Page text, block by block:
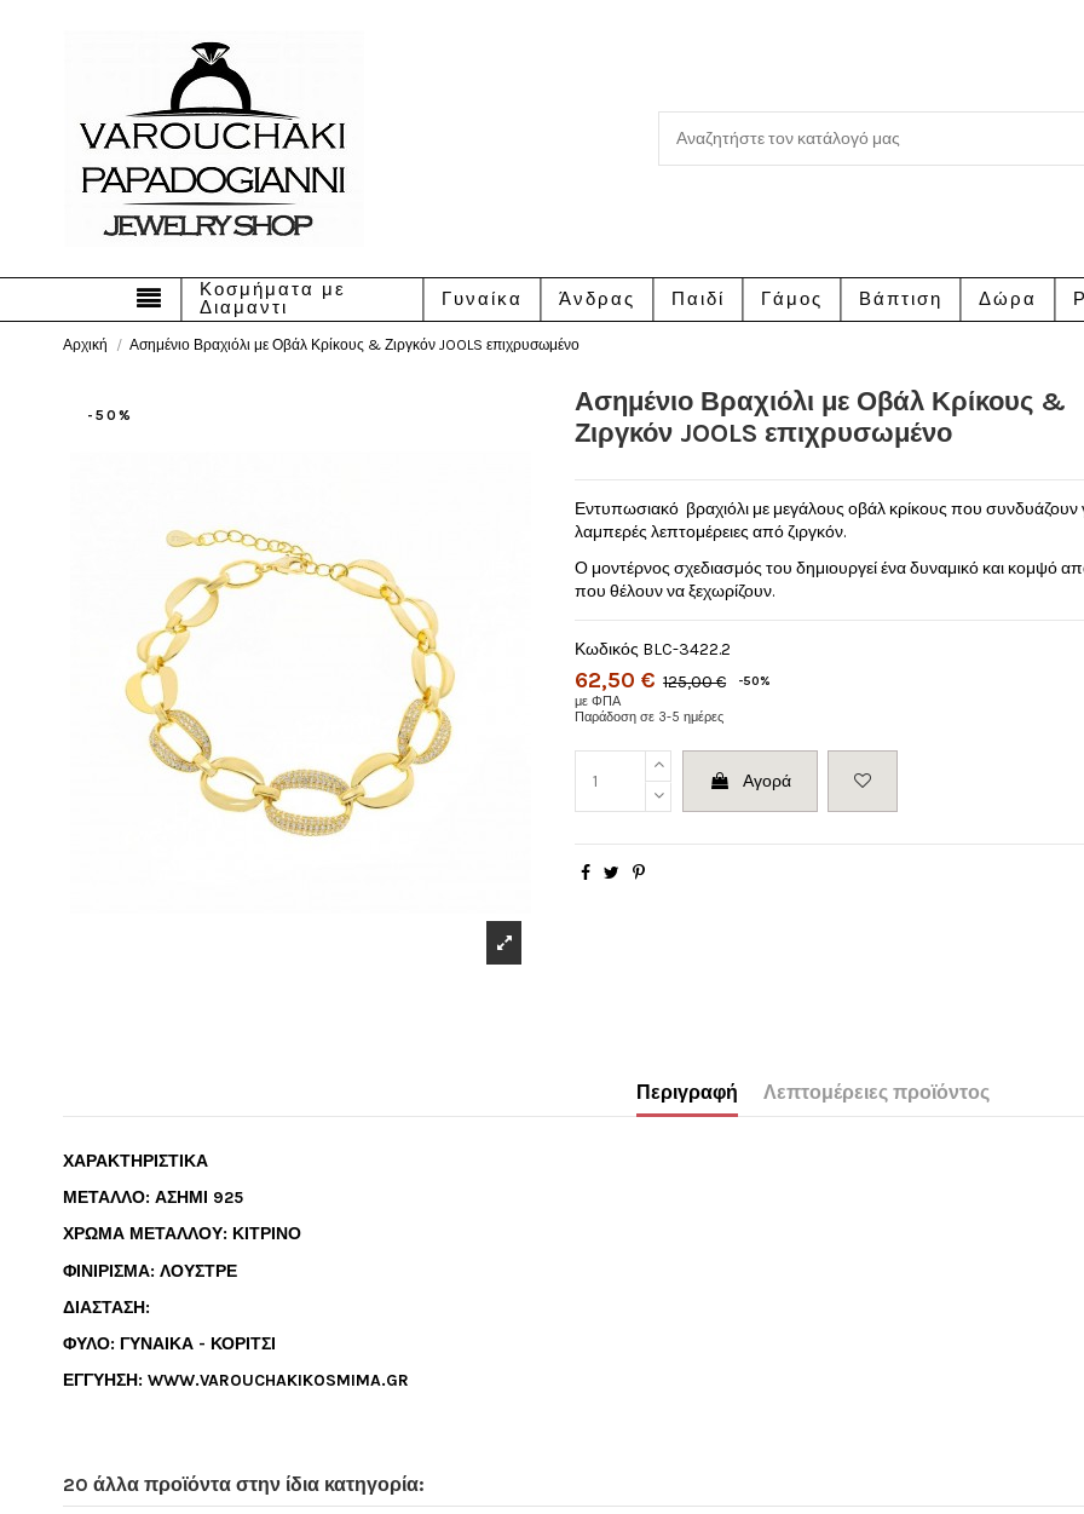
Κοσμήματα με
Διαμαντι
Γυναίκα Άνδρας Παιδί Γάμος Βάπτιση Δώρα
Αρχική Ασημένιο Βραχιόλι με Οβάλ Κρίκους & Ζιργκόν JOOLS επιχρυσωμένο
-50%
Ασημένιο Βραχιόλι με Οβάλ Κρίκους &
Ζιργκόν JOOLS επιχρυσωμένο
Εντυπωσιακό βραχιόλι με μεγάλους οβάλ κρίκους που συνδυάζουν
λαμπερές λεπτομέρειες από ζιργκόν.
Ο μοντέρνος σχεδιασμός του δημιουργεί ένα δυναμικό και κομψό
που θέλουν να ξεχωρίζουν.
Κωδικός BLC-3422.2
62,50 € 125,00 €
-50%
με ΦΠΑ
Παράδοση σε 3-5 ημέρες
Αγορά
Περιγραφή Λεπτομέρειες προϊόντος
ΧΑΡΑΚΤΗΡΙΣΤΙΚΑ
ΜΕΤΑΛΛΟ: ΑΣΗΜΙ 925
ΧΡΩΜΑ ΜΕΤΑΛΛΟΥ: ΚΙΤΡΙΝΟ
ΦΙΝΙΡΙΣΜΑ: ΛΟΥΣΤΡΕ
ΔΙΑΣΤΑΣΗ:
ΦΥΛΟ: ΓΥΝΑΙΚΑ - ΚΟΡΙΤΣΙ
ΕΓΓΥΗΣΗ: WWW.VAROUCHAKIKOSMIMA.GR
20 άλλα προϊόντα στην ίδια κατηγορία: